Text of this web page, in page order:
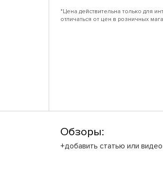
*Цена действительна только для
отличаться от цен в розничных
Обзоры:
+добавить статью или видео